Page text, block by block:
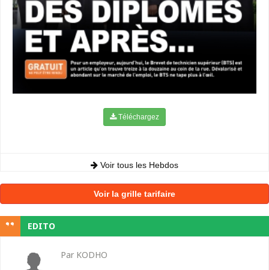
Téléchargez
Voir tous les Hebdos
Voir la grille tarifaire
EDITO
Par KODHO